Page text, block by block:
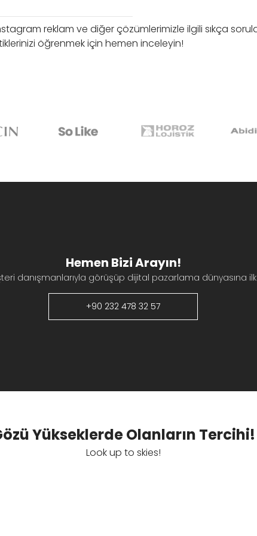
reklam ve diğer çözümlerimizle ilgili sıkça
öğrenmek için hemen inceleyin!
Hemen Bizi Arayın!
danışmanlarıyla görüşüp dijital pazarlama dünyasına ilk
+90 232 478 32 57
Yükseklerde Olanların Tercihi!
Look up to skies!